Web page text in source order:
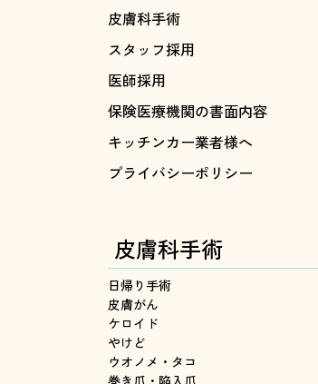
皮膚科手術
スタッフ採用
医師採用
保険医療機関の書面内容
キッチンカー業者様へ
プライバシーポリシー
皮膚科手術
日帰り手術
皮膚がん
ケロイド
やけど
ウオノメ・タコ
巻き爪・陥入爪